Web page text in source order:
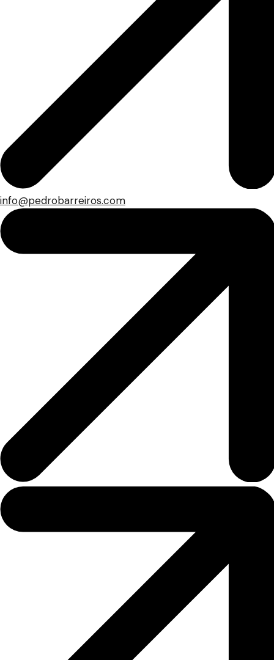
info@pedrobarreiros.com